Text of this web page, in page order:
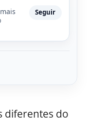
Seguir
diferentes do